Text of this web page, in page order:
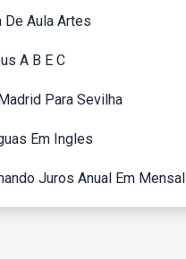
De Aula Artes
A B E C
Para Sevilha
Em Ingles
Juros Anual Em Mensal